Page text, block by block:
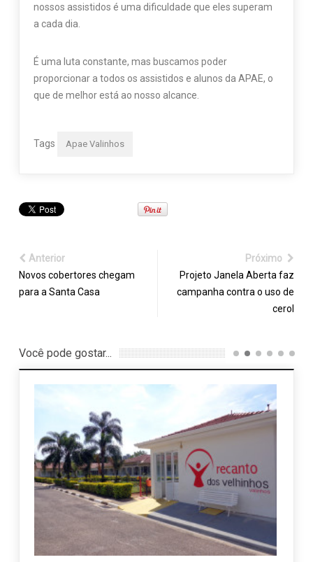
nossos assistidos é uma dificuldade que eles superam
a cada dia.
É uma luta constante, mas buscamos poder
proporcionar a todos os assistidos e alunos da APAE, o
que de melhor está ao nosso alcance.
Tags Apae Valinhos
Anterior
Novos cobertores chegam
para a Santa Casa
Próximo
Projeto Janela Aberta faz
campanha contra o uso de
cerol
Você pode gostar...